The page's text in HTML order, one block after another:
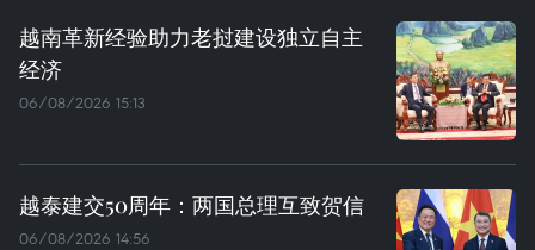
越南革新经验助力老挝建设独立自主
经济
06/08/2026 15:13
越泰建交50周年：两国总理互致贺信
06/08/2026 14:56